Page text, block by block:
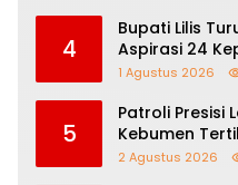
4
Bupati Lilis
Aspirasi 24
Bersama Para
1 Agustus 2026
5
Patroli Presisi
Kebumen
2 Agustus 2026